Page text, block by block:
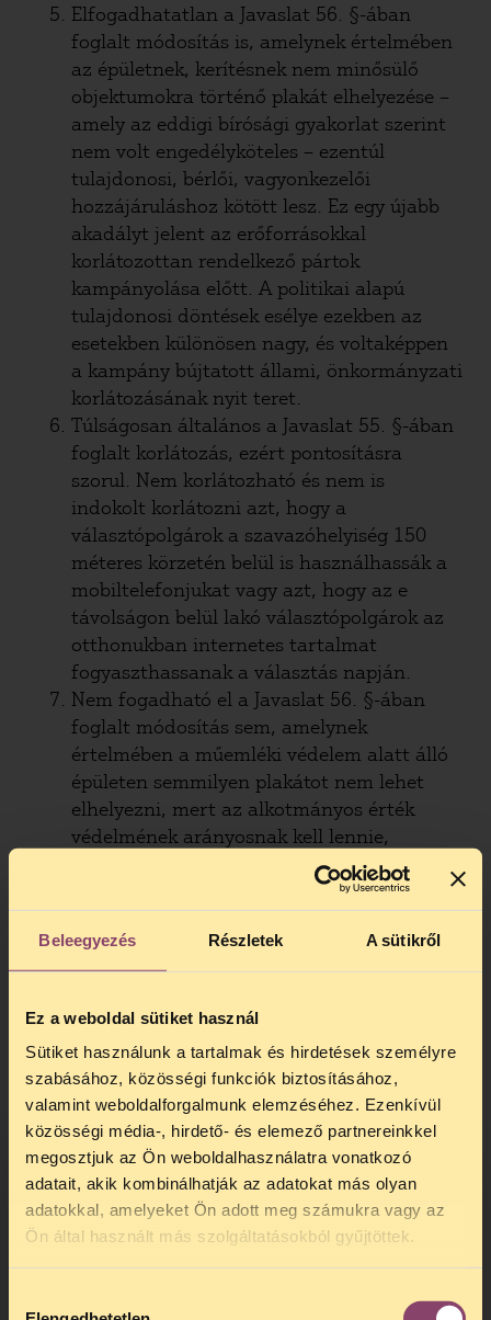
Beleegyezés Részletek A sütikről
Ez a weboldal sütiket használ
Sütiket használunk a tartalmak és hirdetések személyre
szabásához, közösségi funkciók biztosításához,
valamint weboldalforgalmunk elemzéséhez. Ezenkívül
közösségi média-, hirdető- és elemező partnereinkkel
megosztjuk az Ön weboldalhasználatra vonatkozó
adatait, akik kombinálhatják az adatokat más olyan
adatokkal, amelyeket Ön adott meg számukra vagy az
Ön által használt más szolgáltatásokból gyűjtöttek.
Elfogadhatatlan a Javaslat 56. §-ában
foglalt módosítás is, amelynek értelmében
az épületnek, kerítésnek nem minősülő
objektumokra történő plakát elhelyezése –
amely az eddigi bírósági gyakorlat szerint
nem volt engedélyköteles – ezentúl
tulajdonosi, bérlői, vagyonkezelői
hozzájáruláshoz kötött lesz. Ez egy újabb
akadályt jelent az erőforrásokkal
korlátozottan rendelkező pártok
kampányolása előtt. A politikai alapú
tulajdonosi döntések esélye ezekben az
esetekben különösen nagy, és voltaképpen
a kampány bújtatott állami, önkormányzati
korlátozásának nyit teret.
Túlságosan általános a Javaslat 55. §-ában
foglalt korlátozás, ezért pontosításra
szorul. Nem korlátozható és nem is
indokolt korlátozni azt, hogy a
választópolgárok a szavazóhelyiség 150
méteres körzetén belül is használhassák a
mobiltelefonjukat vagy azt, hogy az e
távolságon belül lakó választópolgárok az
otthonukban internetes tartalmat
fogyaszthassanak a választás napján.
Nem fogadható el a Javaslat 56. §-ában
foglalt módosítás sem, amelynek
értelmében a műemléki védelem alatt álló
épületen semmilyen plakátot nem lehet
elhelyezni, mert az alkotmányos érték
védelmének arányosnak kell lennie,
mérlegelési lehetőséget kell biztosítani a
jogalkalmazónak, és a szabályozásnak,
jogalkalmazásnak meg kell felelnie a
jogbiztonság követelményeinek. A
mérlegelés nélküli tiltás és a tiltott
ezen elvárásoknak nem felel meg.
A jogorvoslati lehetőségek súlyos korlátját
jelenti és ezért elfogadhatatlan a Javaslat
59. §-ában foglalt módosítás. Meg kell
őrizni az internetes tartalmak sajátosságait
megfelelően figyelembe vevő hatályos
szabályozást, nem elfogadható a
jogorvoslati eljárás határidejének
hatályosnál szigorúbb megállapítása.
Elfogadhatatlan a Javaslat 59. §-a, mert
TELEFONOS JOGSEGÉLY
SZÜNET!